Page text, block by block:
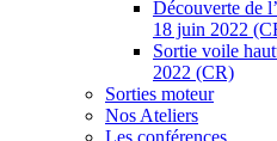
Découverte de
18 juin 2022
Sortie voile
2022 (CR)
Sorties moteur
Nos Ateliers
Les conférences